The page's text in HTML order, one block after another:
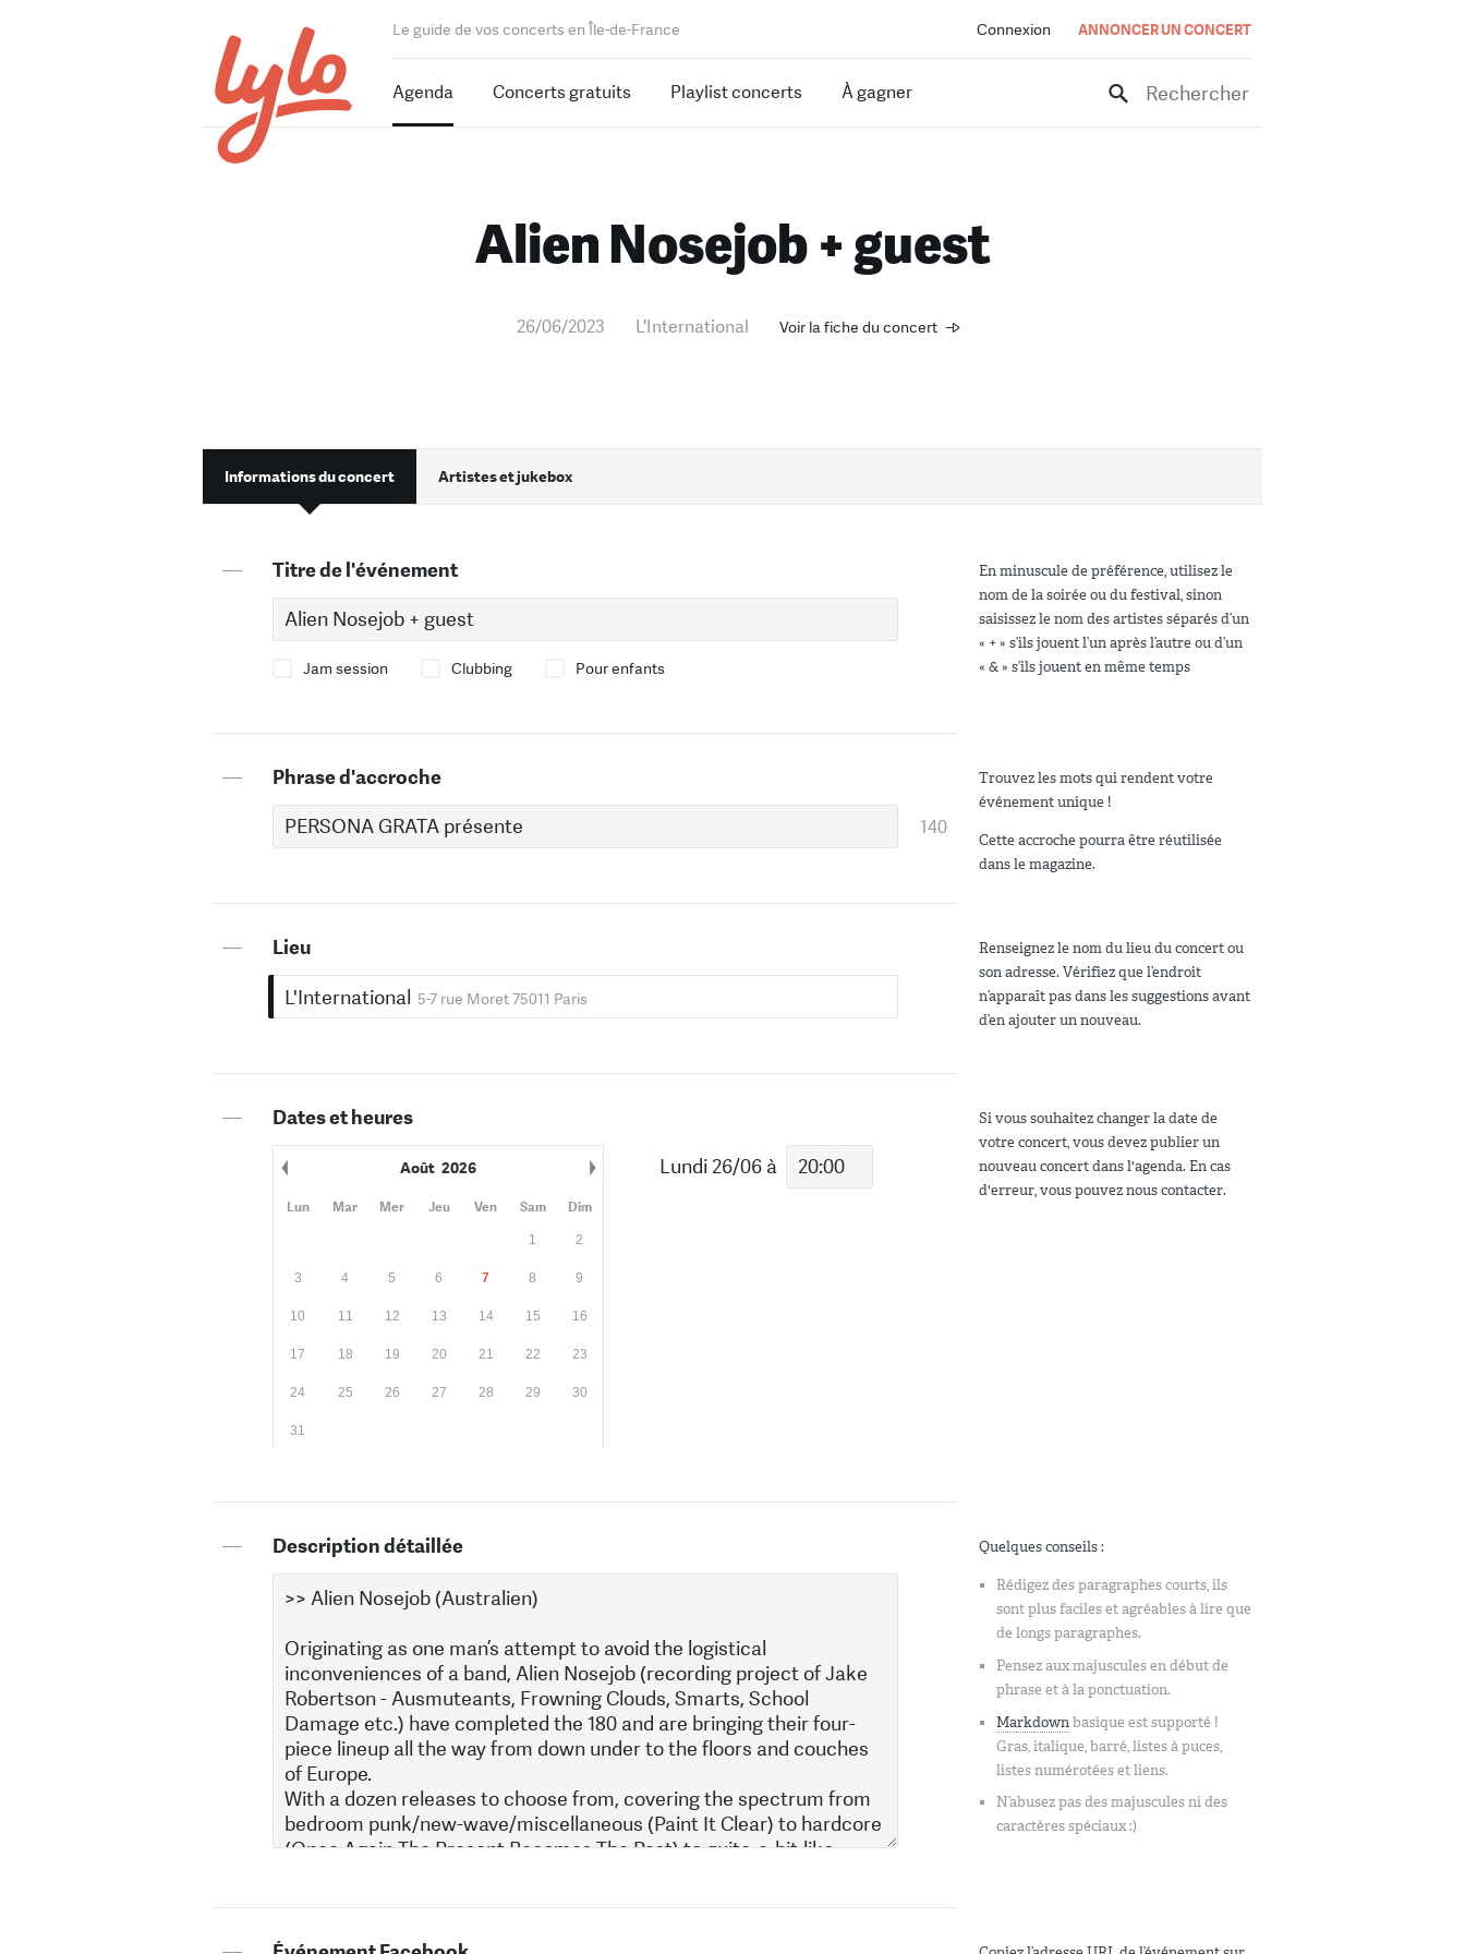
Connexion ANNONCER UN CONCERT
Le guide de vos concerts en Île-de-France
Agenda Concerts gratuits Playlist concerts À gagner Rechercher
Alien Nosejob + guest
26/06/2023 L'International Voir la fiche du concert
Informations du concert Artistes et jukebox
— Titre de l'événement
Jam session Clubbing Pour enfants
En minuscule de préférence, utilisez le
nom de la soirée ou du festival, sinon
saisissez le nom des artistes séparés d’un
« + » s’ils jouent l’un après l’autre ou d’un
« & » s’ils jouent en même temps
— Phrase d'accroche
140
Trouvez les mots qui rendent votre
événement unique !
Cette accroche pourra être réutilisée
dans le magazine.
—
Lieu
L'International 5-7 rue Moret 75011 Paris
Renseignez le nom du lieu du concert ou
son adresse. Vérifiez que l’endroit
n’apparaît pas dans les suggestions avant
d’en ajouter un nouveau.
— Dates et heures
Août 2026 Mois suivant
Lun Mar Mer Jeu Ven Sam Dim
1 2
3 4 5 6 7 8 9
10 11 12 13 14 15 16
17 18 19 20 21 22 23
24 25 26 27 28 29 30
31
Lundi 26/06 à
Si vous souhaitez changer la date de
votre concert, vous devez publier un
nouveau concert dans l'agenda. En cas
d'erreur, vous pouvez nous contacter.
— Description détaillée Quelques conseils :
Rédigez des paragraphes courts, ils
sont plus faciles et agréables à lire que
de longs paragraphes.
Pensez aux majuscules en début de
phrase et à la ponctuation.
Markdownbasique est supporté !
Gras, italique, barré, listes à puces,
listes numérotées et liens.
N’abusez pas des majuscules ni des
caractères spéciaux :)